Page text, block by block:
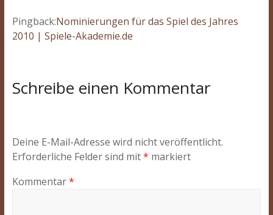
Pingback:Nominierungen für das Spiel des Jahres
2010 | Spiele-Akademie.de
Schreibe einen Kommentar
Deine E-Mail-Adresse wird nicht veröffentlicht.
Erforderliche Felder sind mit* markiert
Kommentar*